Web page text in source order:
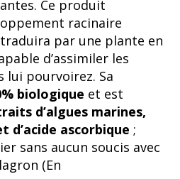
Ce produit
racinaire
par une plante en
d’assimiler les
lui pourvoirez. Sa
biologique et est
d’algues marines,
d’acide ascorbique ;
sans aucun soucis avec
(En